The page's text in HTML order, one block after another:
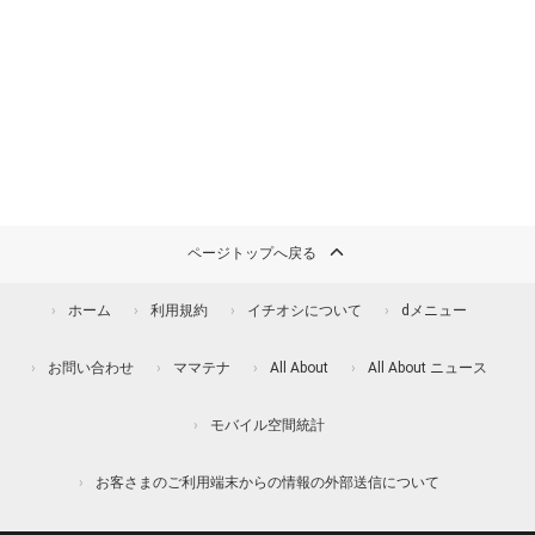
ページトップへ戻る
ホーム 利用規約 イチオシについて dメニュー
お問い合わせ ママテナ All About All About ニュース
モバイル空間統計
お客さまのご利用端末からの情報の外部送信について